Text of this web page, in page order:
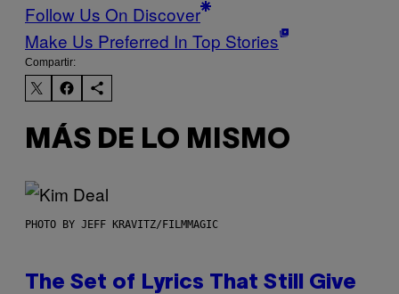
Follow Us On Discover
Make Us Preferred In Top Stories
Compartir:
MÁS DE LO MISMO
PHOTO BY JEFF KRAVITZ/FILMMAGIC
The Set of Lyrics That Still Give